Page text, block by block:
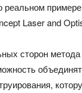
Laser and
сторон